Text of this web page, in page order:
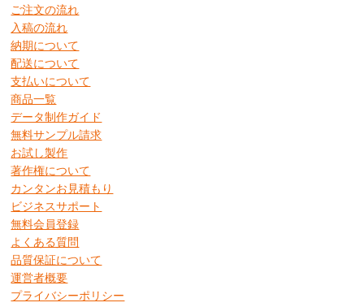
ご注文の流れ
入稿の流れ
納期について
配送について
支払いについて
商品一覧
データ制作ガイド
無料サンプル請求
お試し製作
著作権について
カンタンお見積もり
ビジネスサポート
無料会員登録
よくある質問
品質保証について
運営者概要
プライバシーポリシー